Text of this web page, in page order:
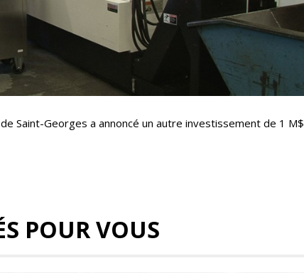
Saint-Georges a annoncé un autre investissement de 1 M$
POUR VOUS